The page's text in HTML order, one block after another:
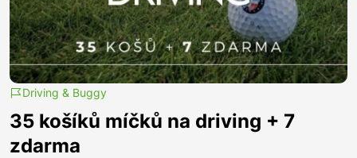
Driving & Buggy
35 košíků míčků na driving + 7
zdarma